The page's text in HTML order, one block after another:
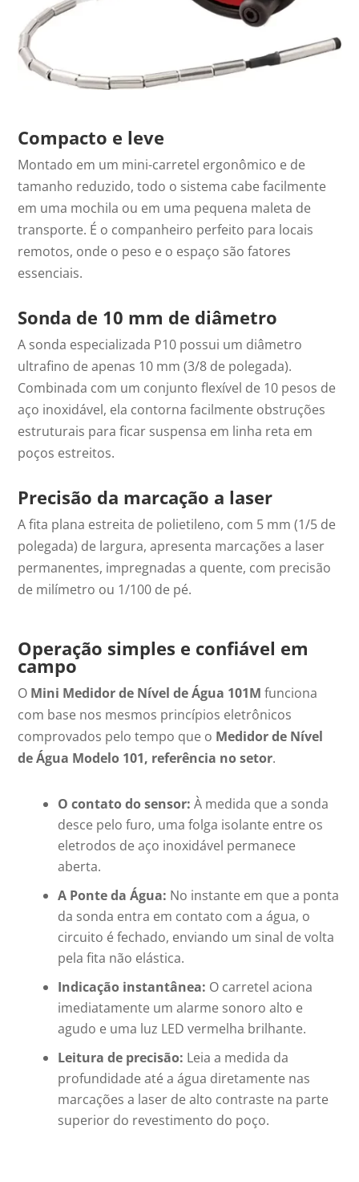
Compacto e leve
Montado em um mini-carretel ergonômico e de
tamanho reduzido, todo o sistema cabe facilmente
em uma mochila ou em uma pequena maleta de
transporte. É o companheiro perfeito para locais
remotos, onde o peso e o espaço são fatores
essenciais.
Sonda de 10 mm de diâmetro
A sonda especializada P10 possui um diâmetro
ultrafino de apenas 10 mm (3/8 de polegada).
Combinada com um conjunto flexível de 10 pesos de
aço inoxidável, ela contorna facilmente obstruções
estruturais para ficar suspensa em linha reta em
poços estreitos.
Precisão da marcação a laser
A fita plana estreita de polietileno, com 5 mm (1/5 de
polegada) de largura, apresenta marcações a laser
permanentes, impregnadas a quente, com precisão
de milímetro ou 1/100 de pé.
Operação simples e confiável em
campo
O Mini Medidor de Nível de Água 101M funciona
com base nos mesmos princípios eletrônicos
comprovados pelo tempo que o Medidor de Nível
de Água Modelo 101, referência no setor.
O contato do sensor: À medida que a sonda
desce pelo furo, uma folga isolante entre os
eletrodos de aço inoxidável permanece
aberta.
A Ponte da Água: No instante em que a ponta
da sonda entra em contato com a água, o
circuito é fechado, enviando um sinal de volta
pela fita não elástica.
Indicação instantânea: O carretel aciona
imediatamente um alarme sonoro alto e
agudo e uma luz LED vermelha brilhante.
Leitura de precisão: Leia a medida da
profundidade até a água diretamente nas
marcações a laser de alto contraste na parte
superior do revestimento do poço.